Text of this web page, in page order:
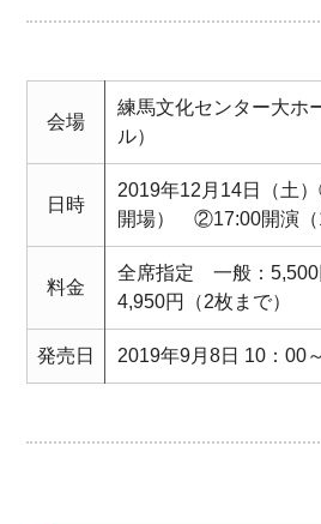
会場
練馬文化センター大ホ
ル）
日時
2019年12月14日（土
開場） ②17:00開演（
料金
全席指定 一般：5,500
4,950円（2枚まで）
発売日 2019年9月8日 10：00～